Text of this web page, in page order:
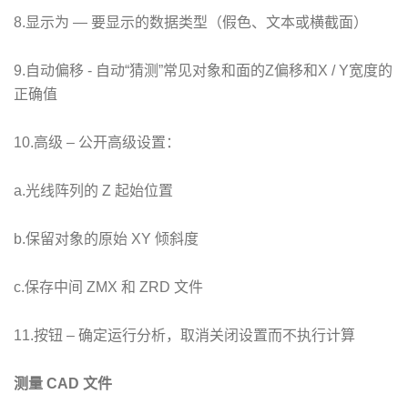
8.显示为 ― 要显示的数据类型（假色、文本或横截面）
9.自动偏移 - 自动“猜测”常见对象和面的Z偏移和X / Y宽度的
正确值
10.高级 – 公开高级设置：
a.光线阵列的 Z 起始位置
b.保留对象的原始 XY 倾斜度
c.保存中间 ZMX 和 ZRD 文件
11.按钮 – 确定运行分析，取消关闭设置而不执行计算
测量 CAD 文件